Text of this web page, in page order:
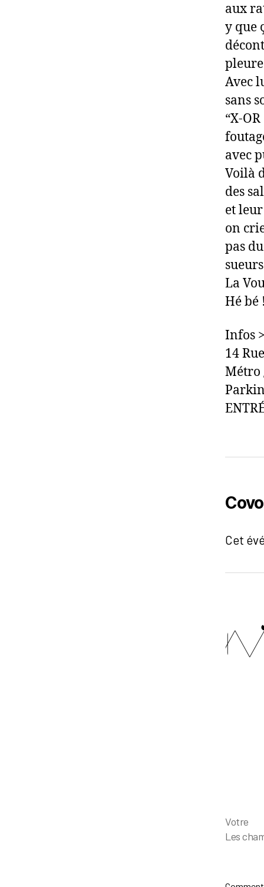
aux
y que
Avec
sans
“X-
avec
Voilà
des
et
on
pas
La
Hé bé
Infos
14
Métro
Cet
Les